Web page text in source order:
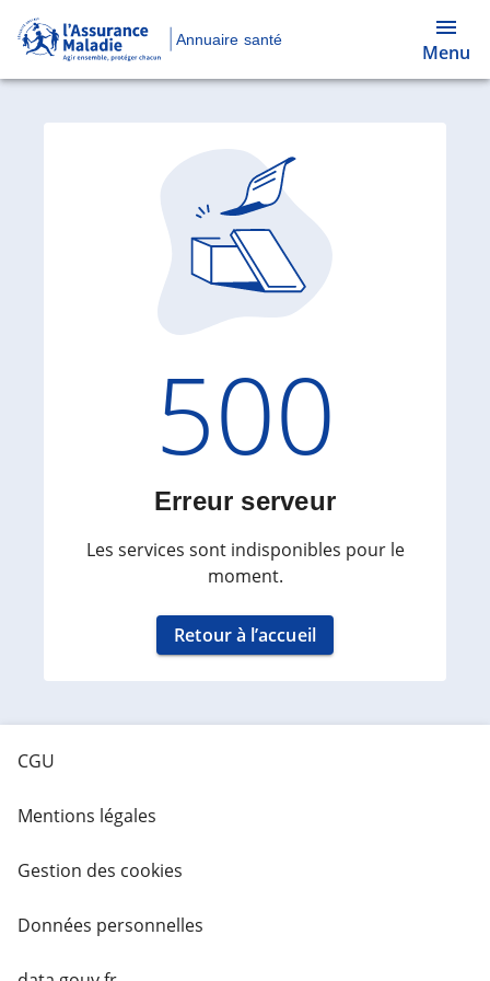
Annuaire santé
Menu
Code
500
Erreur serveur
Les services sont indisponibles pour le
moment.
Retour à l’accueil
CGU
Mentions légales
Gestion des cookies
Données personnelles